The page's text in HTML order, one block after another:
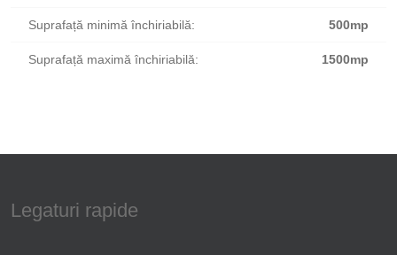
Suprafață minimă închiriabilă: 500mp
Suprafață maximă închiriabilă: 1500mp
Legaturi rapide